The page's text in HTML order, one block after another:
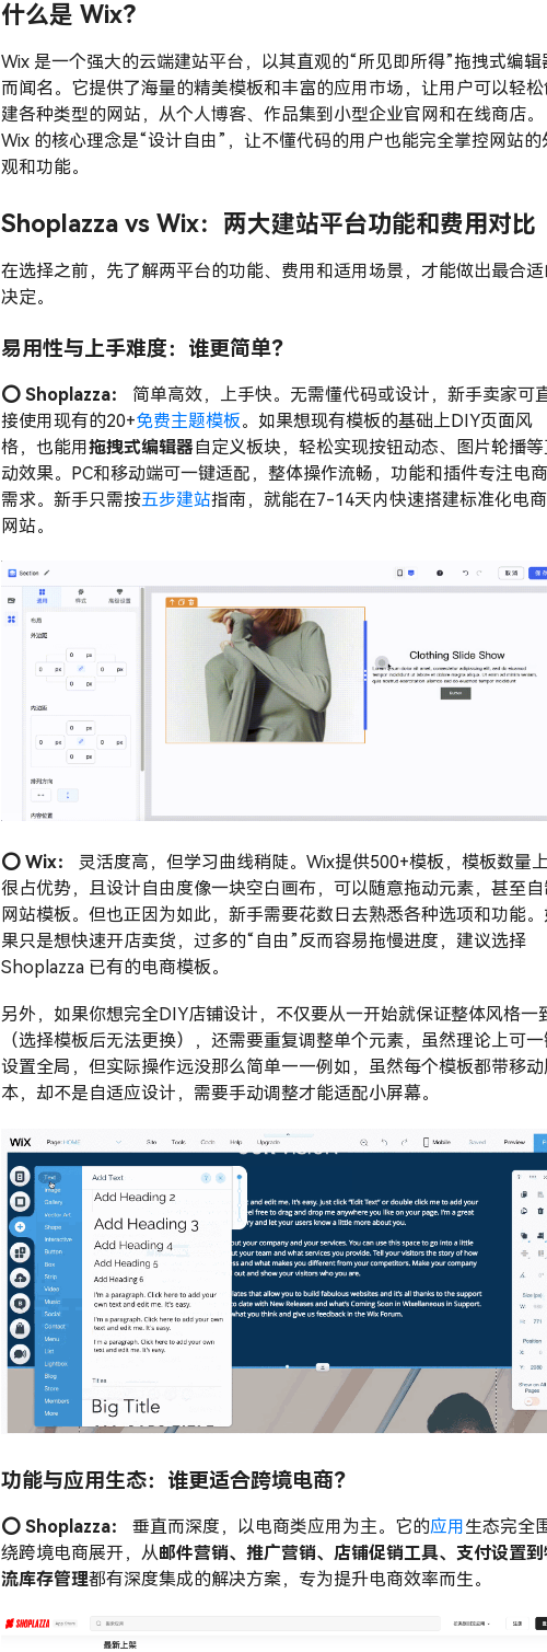
什么是 Wix？
Wix 是一个强大的云端建站平台，以其直观的“所见即所得”拖拽式编辑
而闻名。它提供了海量的精美模板和丰富的应用市场，让用户可以轻松
建各种类型的网站，从个人博客、作品集到小型企业官网和在线商店。
Wix 的核心理念是“设计自由”，让不懂代码的用户也能完全掌控网站的
观和功能。
Shoplazza vs Wix：两大建站平台功能和费用对比
在选择之前，先了解两平台的功能、费用和适用场景，才能做出最合
决定。
易用性与上手难度：谁更简单？
⭕️ Shoplazza：
简单高效，上手快。无需懂代码或设计，新手卖家可
接使用现有的20+免费主题模板。如果想现有模板的基础上DIY页面风
格，也能用拖拽式编辑器自定义板块，轻松实现按钮动态、图片轮播等
动效果。PC和移动端可一键适配，整体操作流畅，功能和插件专注电商
需求。新手只需按五步建站指南，就能在7-14天内快速搭建标准化电商
网站。
⭕️ Wix：
灵活度高，但学习曲线稍陡。Wix提供500+模板，模板数量上
很占优势，且设计自由度像一块空白画布，可以随意拖动元素，甚至自
网站模板。但也正因为如此，新手需要花数日去熟悉各种选项和功能。
果只是想快速开店卖货，过多的“自由”反而容易拖慢进度，建议选择
Shoplazza 已有的电商模板。
另外，如果你想完全DIY店铺设计，不仅要从一开始就保证整体风格一
（选择模板后无法更换），还需要重复调整单个元素，虽然理论上可
设置全局，但实际操作远没那么简单——例如，虽然每个模板都带移动
本，却不是自适应设计，需要手动调整才能适配小屏幕。
功能与应用生态：谁更适合跨境电商？
⭕️ Shoplazza： 垂直而深度，以电商类应用为主。它的应用生态完全
绕跨境电商展开，从邮件营销、推广营销、店铺促销工具、支付设置
流库存管理都有深度集成的解决方案，专为提升电商效率而生。